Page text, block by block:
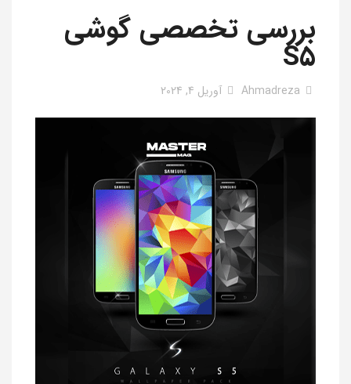
بررسی تخصصی گوشی
S5
Ahmadreza آوریل 4, 2024